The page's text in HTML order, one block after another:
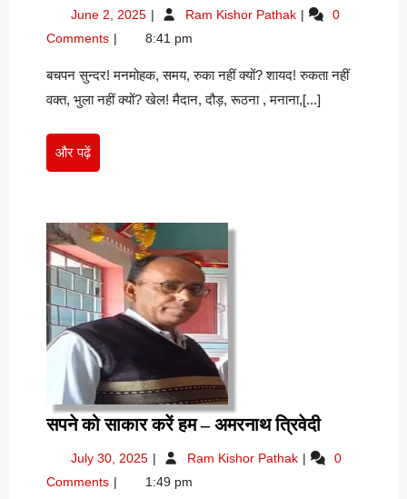
स्नेहलता
‘आर्या’
June 2, 2025 June
2025
Ram Kishor Pathak बचपन
0
Comments
8:41 pm
बचपन सुन्दर! मनमोहक, समय, रुका नहीं क्यों? शायद! रुकता नहीं
वक्त, भुला नहीं क्यों? खेल! मैदान, दौड़, रूठना , मनाना,[...]
और पढ़ेंऔर
पढ़ें
सपने को साकार करें हम – अमरनाथ त्रिवेदीसपने
साकार
July 30, 2025 July
2025
Ram Kishor Pathak सपने
0
Comments
1:49 pm